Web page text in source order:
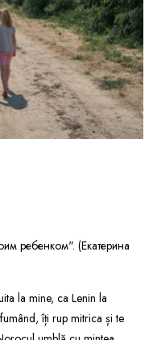
ребенком". (Екатерина
la mine, ca Lenin la
îți rup mitrica și te